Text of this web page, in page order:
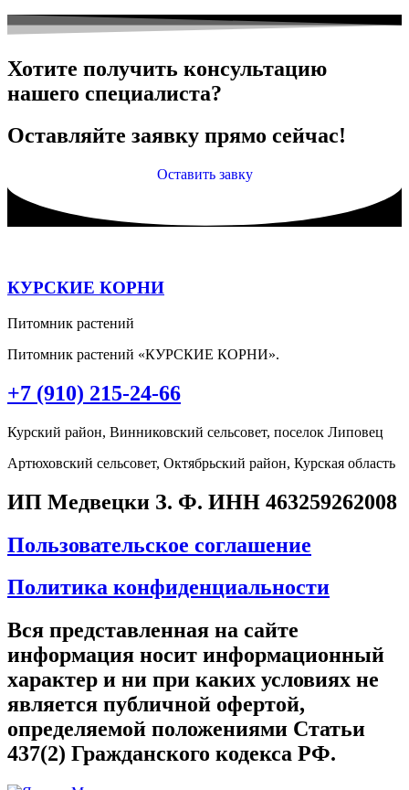
Хотите получить консультацию
нашего специалиста?
Оставляйте заявку прямо сейчас!
Оставить завку
КУРСКИЕ КОРНИ
Питомник растений
Питомник растений «КУРСКИЕ КОРНИ».
+7 (910) 215-24-66
Курский район, Винниковский сельсовет, поселок Липовец
Артюховский сельсовет, Октябрьский район, Курская область
ИП Медвецки З. Ф. ИНН 463259262008
Пользовательское соглашение
Политика конфиденциальности
Вся представленная на сайте
информация носит информационный
характер и ни при каких условиях не
является публичной офертой,
определяемой положениями Статьи
437(2) Гражданского кодекса РФ.